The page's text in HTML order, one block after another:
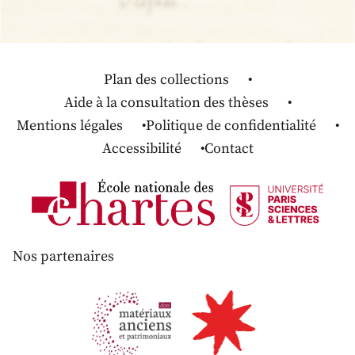
Plan des collections
Aide à la consultation des thèses
Mentions légales
Politique de confidentialité
Accessibilité
Contact
Nos partenaires